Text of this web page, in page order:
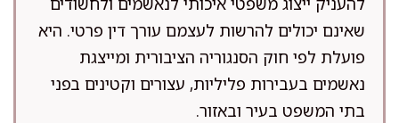
שאינם יכולים להרשות לעצמם עורך דין פרטי. היא
פועלת לפי חוק הסנגוריה הציבורית ומייצגת
נאשמים בעבירות פליליות, עצורים וקטינים בפני
בתי המשפט בעיר ובאזור.